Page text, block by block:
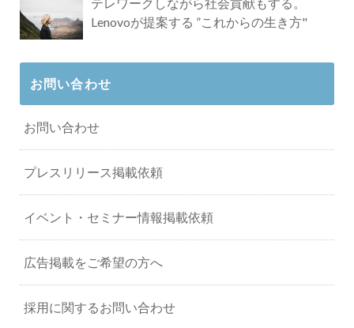
Lenovoが提案する ”これからの生き方"
お問い合わせ
お問い合わせ
プレスリリース掲載依頼
イベント・セミナー情報掲載依頼
広告掲載をご希望の方へ
採用に関するお問い合わせ